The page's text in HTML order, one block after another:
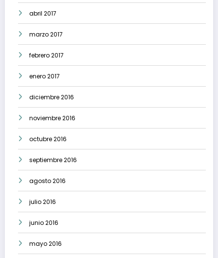
abril 2017
marzo 2017
febrero 2017
enero 2017
diciembre 2016
noviembre 2016
octubre 2016
septiembre 2016
agosto 2016
julio 2016
junio 2016
mayo 2016